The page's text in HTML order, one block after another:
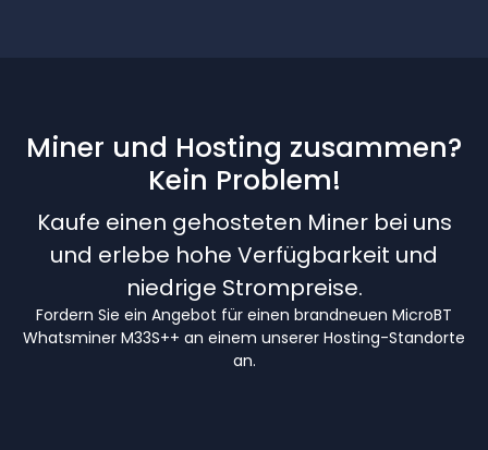
Miner und Hosting zusammen?
Kein Problem!
Kaufe einen gehosteten Miner bei uns
und erlebe hohe Verfügbarkeit und
niedrige Strompreise.
Fordern Sie ein Angebot für einen brandneuen MicroBT
Whatsminer M33S++ an einem unserer Hosting-Standorte
an.